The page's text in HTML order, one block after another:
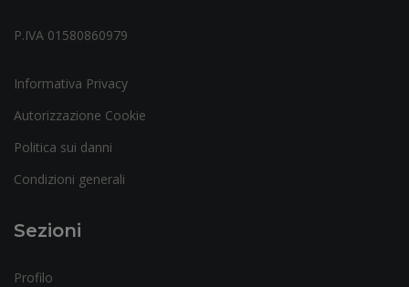
P.IVA 01580860979
Informativa Privacy
Autorizzazione Cookie
Politica sui danni
Condizioni generali
Sezioni
Profilo